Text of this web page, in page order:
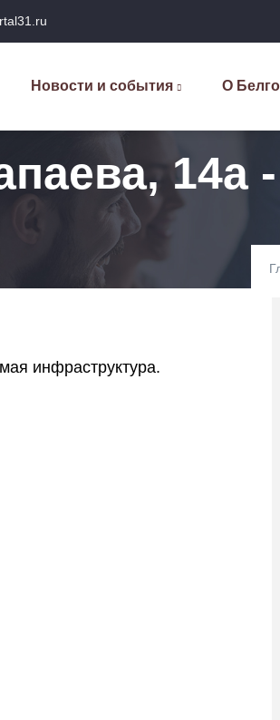
Новости и события О
14а
инфраструктура.